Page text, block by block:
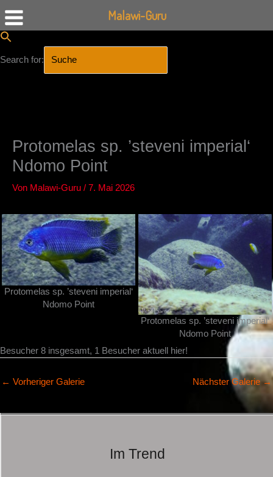
Search for:
Protomelas sp. ’steveni imperial‘
Ndomo Point
Von Malawi-Guru / 7. Mai 2026
Protomelas sp. ’steveni imperial‘
Ndomo Point
Protomelas sp. ’steveni imperial‘
Ndomo Point
Besucher 8 insgesamt, 1 Besucher aktuell hier!
← Vorheriger Galerie Nächster Galerie→
Im Trend
Malawi-Guru